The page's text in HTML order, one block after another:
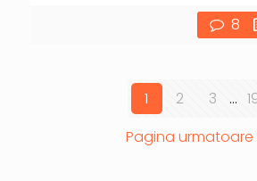
8
1 2 3 ...
Pagina urmatoare